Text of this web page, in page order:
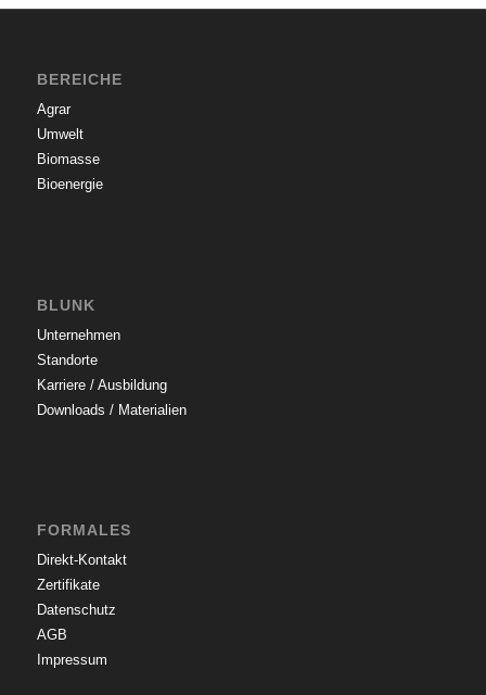
BEREICHE
Agrar
Umwelt
Biomasse
Bioenergie
BLUNK
Unternehmen
Standorte
Karriere / Ausbildung
Downloads / Materialien
FORMALES
Direkt-Kontakt
Zertifikate
Datenschutz
AGB
Impressum